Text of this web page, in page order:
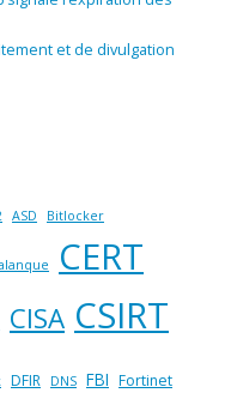
et de divulgation
ASD Bitlocker
CERT
CISA CSIRT
DFIR DNS FBI Fortinet